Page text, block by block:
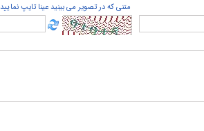
متنی که در تصویر می بینید عینا تایپ نمایید